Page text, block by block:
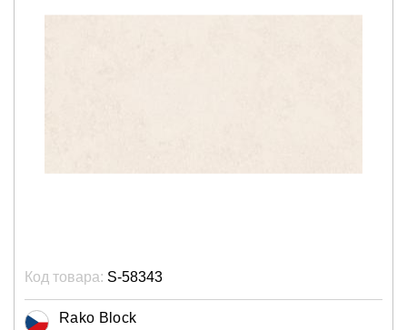
Код товара: S-58343
Rako Block